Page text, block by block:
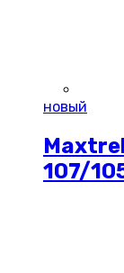
новый
107/